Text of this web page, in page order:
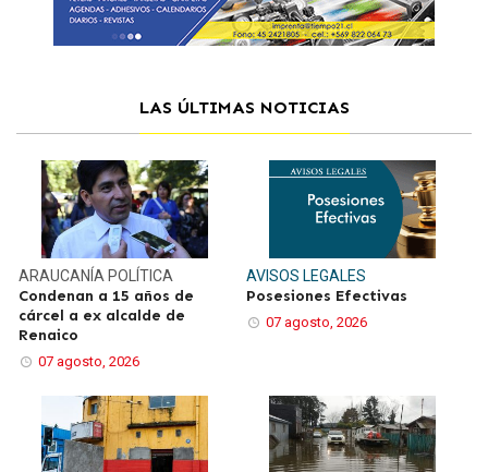
LAS ÚLTIMAS NOTICIAS
ARAUCANÍAPOLÍTICA
Condenan a 15 años de
cárcel a ex alcalde de
Renaico
07 agosto, 2026
AVISOS LEGALES
Posesiones Efectivas
07 agosto, 2026